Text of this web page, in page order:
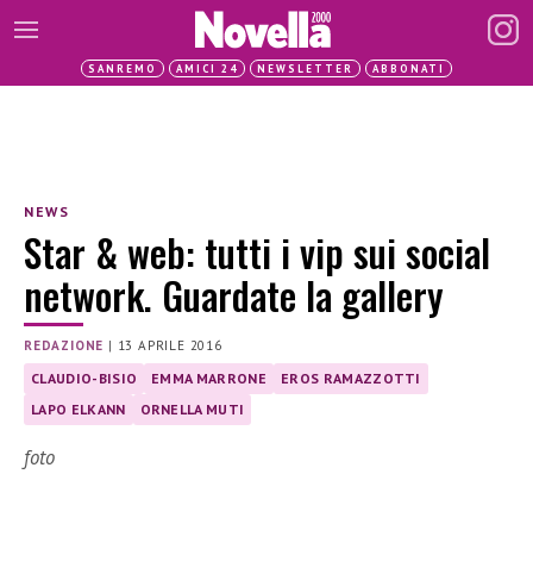
SANREMO AMICI 24 NEWSLETTER ABBONATI
NEWS
Star & web: tutti i vip sui social
network. Guardate la gallery
REDAZIONE | 13 APRILE 2016
CLAUDIO-BISIO EMMA MARRONE
EROS RAMAZZOTTI
LAPO ELKANN
ORNELLA MUTI
foto